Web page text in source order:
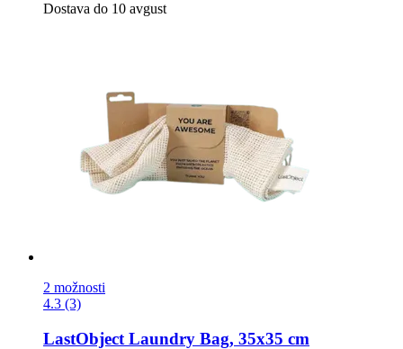
Dostava do 10 avgust
2 možnosti
4.3 (3)
LastObject Laundry Bag, 35x35 cm